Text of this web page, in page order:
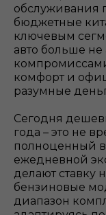
обслуживания
бюджетные
ключевым
авто больше
комфорт и
разумные
Сегодня
года – это не
полноценный
ежедневной
делают ставку
бензиновые
диапазон